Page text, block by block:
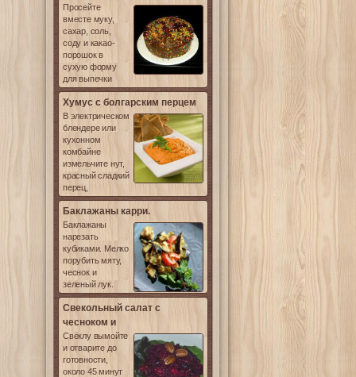
Просейте
вместе муку,
сахар, соль,
соду и какао-
порошок в
сухую форму
для выпечки
Хумус с болгарским перцем
В электрическом
блендере или
кухонном
комбайне
измельчите нут,
красный сладкий
перец,
Баклажаны карри.
Баклажаны
нарезать
кубиками. Мелко
порубить мяту,
чеснок и
зеленый лук.
Свекольный салат с
чесноком и
Свёклу вымойте
и отварите до
готовности,
около 45 минут